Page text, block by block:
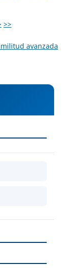
>>
avanzada